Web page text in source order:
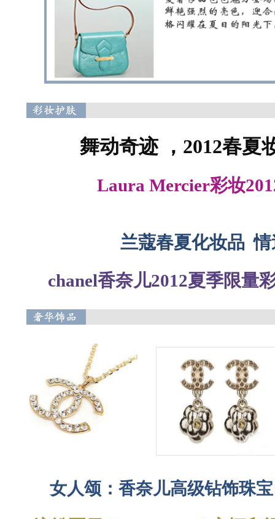
舞动奇迹 ，2012春夏
Laura Mercier彩妆
兰蔻春夏化妆品
chanel香奈儿2012夏季限量
女人颂：香奈儿高级钻饰珠宝